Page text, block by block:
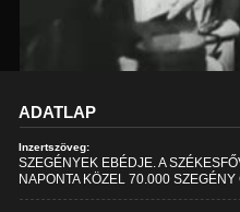
ADATLAP
Inzertszöveg:
SZEGÉNYEK EBÉDJE. A
NAPONTA KÖZEL 70.000